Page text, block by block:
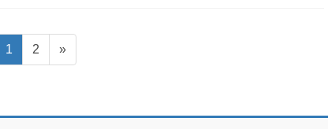
固
定
1
固
定
2 »